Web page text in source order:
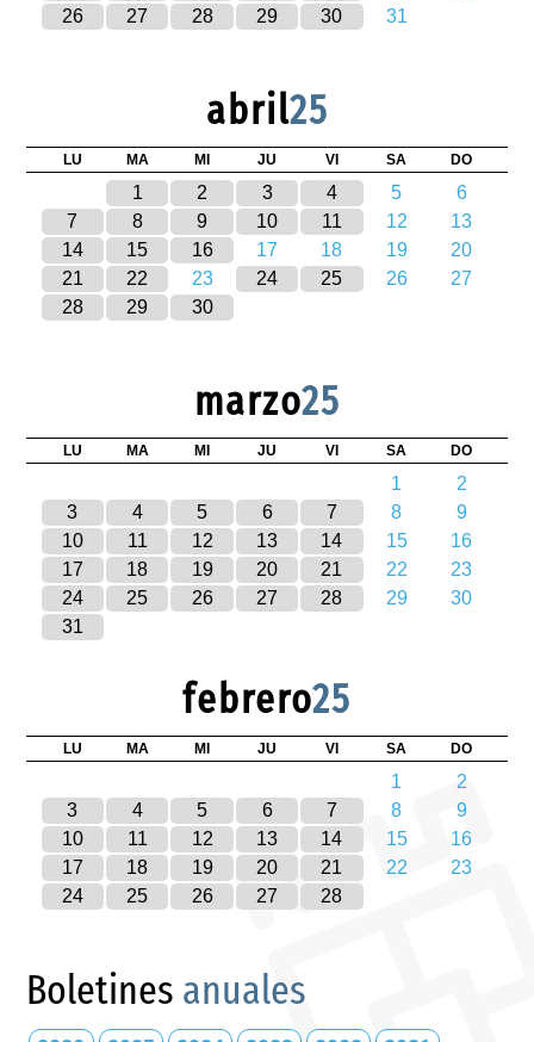
26
27 28 29 30 31
abril25
LU MA MI JU VI SA DO
1 2 3 4 5
6
7
8 9 10 11 12
13
14
15 16 17 18 19
20
21
22 23 24 25 26
27
28
29 30
marzo25
LU MA MI JU VI SA DO
1
2
3
4 5 6 7 8
9
10
11 12 13 14 15
16
17
18 19 20 21 22
23
24
25 26 27 28 29
30
31
febrero25
LU MA MI JU VI SA DO
1
2
3
4 5 6 7 8
9
10
11 12 13 14 15
16
17
18 19 20 21 22
23
24
25 26 27 28
Boletines anuales